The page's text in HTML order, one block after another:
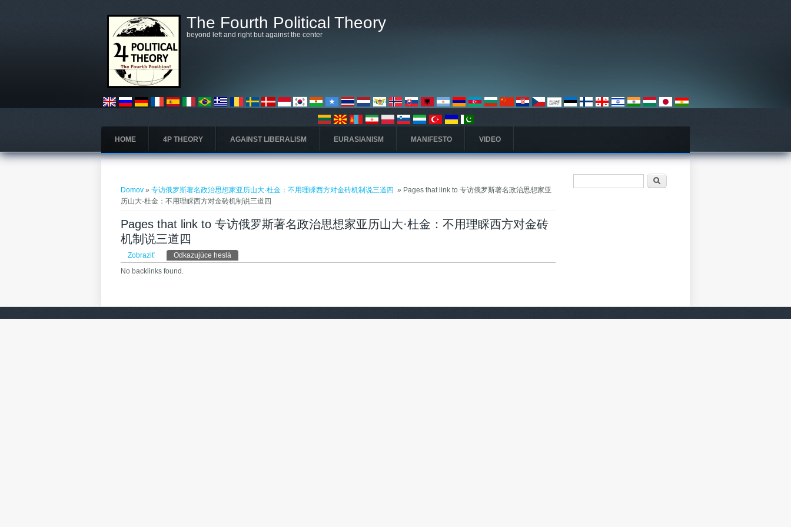
The Fourth Political Theory
beyond left and right but against the center
HOME 4P THEORY AGAINST LIBERALISM EURASIANISM MANIFESTO VIDEO
Domov »专访俄罗斯著名政治思想家亚历山大·杜金：不用理睬西方对金砖机制说三道四 ​ » Pages that link to 专访俄罗斯著名政治思想家亚
历山大·杜金：不用理睬西方对金砖机制说三道四 ​
Pages that link to 专访俄罗斯著名政治思想家亚历山大·杜金：不用理睬西方对金砖
机制说三道四 ​
Primárne karty
Zobraziť Odkazujúce heslá
No backlinks found.
Vyhľadávanie